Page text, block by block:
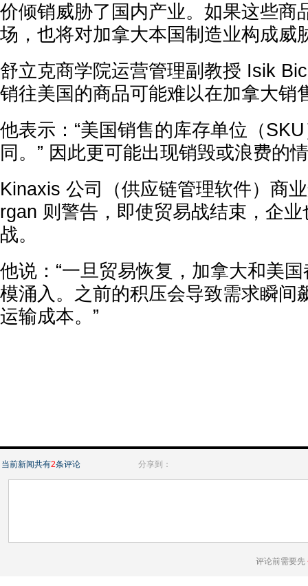
价倾销威胁了国内产业。如果这些商
场，也将对加拿大本国制造业构成威
舒立克商学院运营管理副教授 Isik
销往美国的商品可能难以在加拿大销
他表示：“美国销售的库存单位（
同。” 因此更可能出现销毁或浪费的
Kinaxis 公司（供应链管理软件）商
rgan 则警告，即使贸易战结束，企
战。
他说：“一旦贸易恢复，加拿大和美
模涌入。之前的积压会导致需求瞬间
运输成本。”
当前新闻共有2条评论 分享到：
评论前需要先